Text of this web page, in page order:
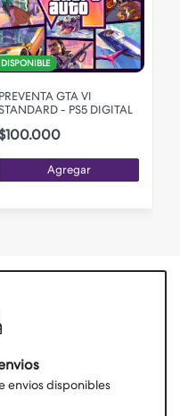
DISPONIBLE
PREVENTA GTA VI
- PS5 DIGITAL
Agregar
envios disponibles